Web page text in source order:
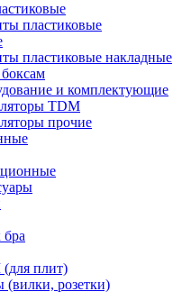
пластиковые
пластиковые накладные
и комплектующие
TDM
прочие
плит)
розетки)